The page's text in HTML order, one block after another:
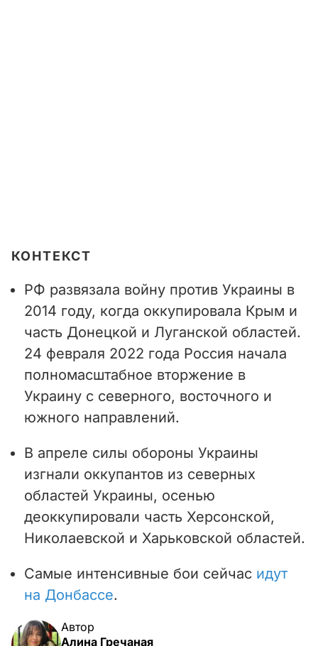
КОНТЕКСТ
РФ развязала войну против Украины в
2014 году, когда оккупировала Крым и
часть Донецкой и Луганской областей.
24 февраля 2022 года Россия начала
полномасштабное вторжение в
Украину с северного, восточного и
южного направлений.
В апреле силы обороны Украины
изгнали оккупантов из северных
областей Украины, осенью
деоккупировали часть Херсонской,
Николаевской и Харьковской областей.
Самые интенсивные бои сейчас идут
на Донбассе.
Автор
Алина Гречаная